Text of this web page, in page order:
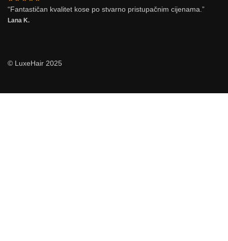
“Fantastičan kvalitet kose po stvarno pristupačnim cijenama.”
Lana K.
© LuxeHair 2025